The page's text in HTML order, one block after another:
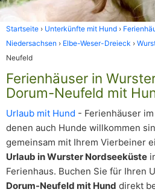
Startseite Unterkünfte mit Hund
Niedersachsen
Elbe-Weser-Dreieck
Neufeld
Ferienhäuser in
Dorum-Neufeld mit
Urlaub mit Hund - Ferienhäuser
denen auch Hunde willkommen
gemeinsam mit Ihrem Vierbeiner
Urlaub in Wurster Nordseeküste
Ferienhaus. Buchen Sie für Ihren
Dorum-Neufeld mit Hund direkt